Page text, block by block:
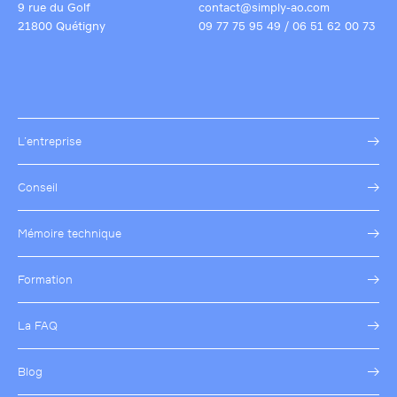
9 rue du Golf
21800 Quétigny
contact@simply-ao.com
09 77 75 95 49 / 06 51 62 00 73
L’entreprise
Conseil
Mémoire technique
Formation
La FAQ
Blog